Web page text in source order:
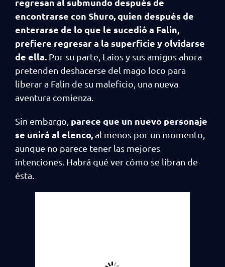
encontrarse con Shuro, quien después de
enterarse de lo que le sucedió a Falin,
prefiere regresar a la superficie y olvidarse
de ella. Por su parte, Laios y sus amigos ahora
pretenden deshacerse del mago loco para
liberar a Falin de su maleficio, una nueva
aventura comienza.
Sin embargo, parece que un nuevo personaje
se unirá al elenco,al menos por un momento,
aunque no parece tener las mejores
intenciones. Habrá qué ver cómo se libran de
ésta.